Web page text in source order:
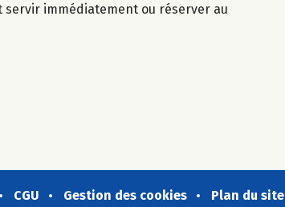
servir immédiatement ou réserver au
CGU Gestion des cookies Plan du site